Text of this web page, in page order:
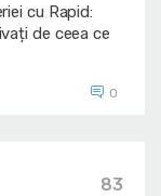
cu Rapid:
de ceea ce
0
83